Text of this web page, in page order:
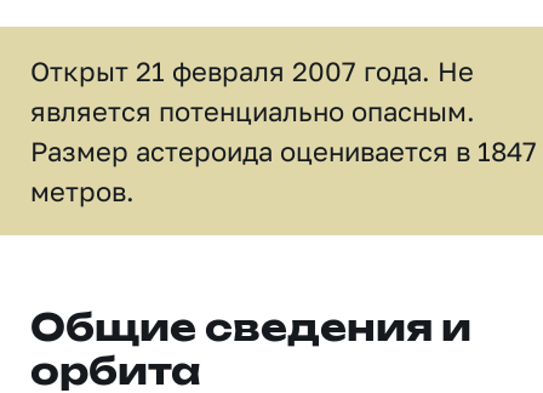
Открыт 21 февраля 2007 года. Не
является потенциально опасным.
Размер астероида оценивается в 1847
метров.
Общие сведения и
орбита